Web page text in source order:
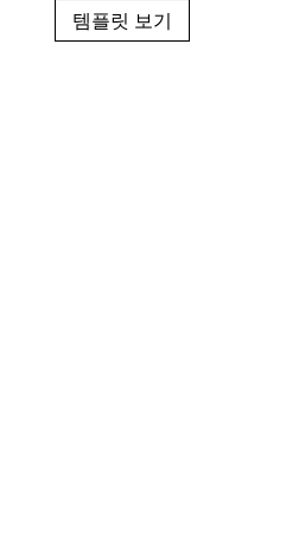
템플릿 보기